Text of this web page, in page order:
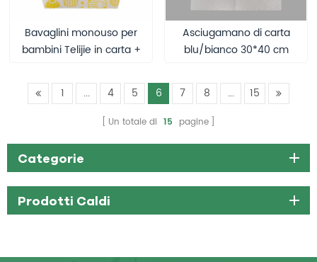
Bavaglini monouso per
bambini Telijie in carta +
con tasca da 10 cm,
stampa multicolore per
bambini piccoli
Asciugamano di carta
blu/bianco 30*40 cm
Asciugamano assorbente
monouso rinforzato in
garza assorbente
1 ... 4 5 6 7 8 ... 15
Un totale di 15 pagine
Categorie
Prodotti Caldi